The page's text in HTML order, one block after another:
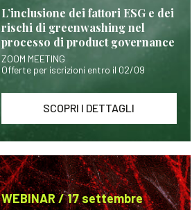
L’inclusione dei fattori ESG e dei
rischi di greenwashing nel
processo di product governance
ZOOM MEETING
Offerte per iscrizioni entro il 02/09
SCOPRI I DETTAGLI
WEBINAR / 17 settembre